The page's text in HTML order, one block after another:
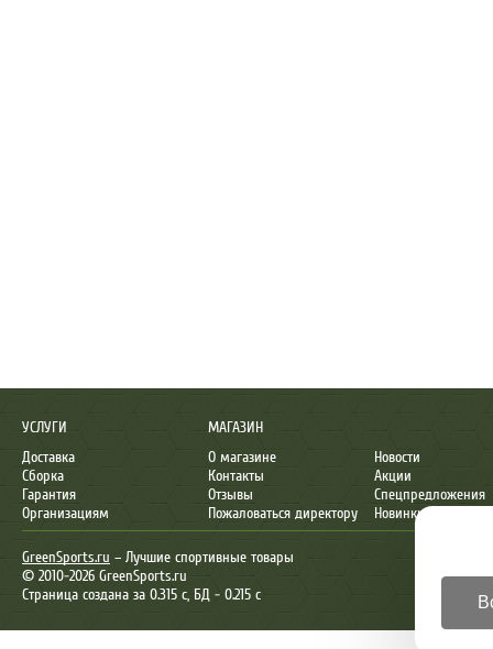
УСЛУГИ
Доставка
Сборка
Гарантия
Организациям
МАГАЗИН
О магазине
Контакты
Отзывы
Пожаловаться директору
Новости
Акции
Спецпредложения
Новинки
GreenSports.ru – Лучшие спортивные товары
© 2010-2026 GreenSports.ru
Страница создана за 0.315 с, БД - 0.215 с